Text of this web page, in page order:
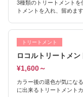
3種類のトリートメント
トメントを入れ、留めます
トリートメント
ロコルトリートメン
¥1,600～
カラー後の退色が気にな
に出来るトリートメント